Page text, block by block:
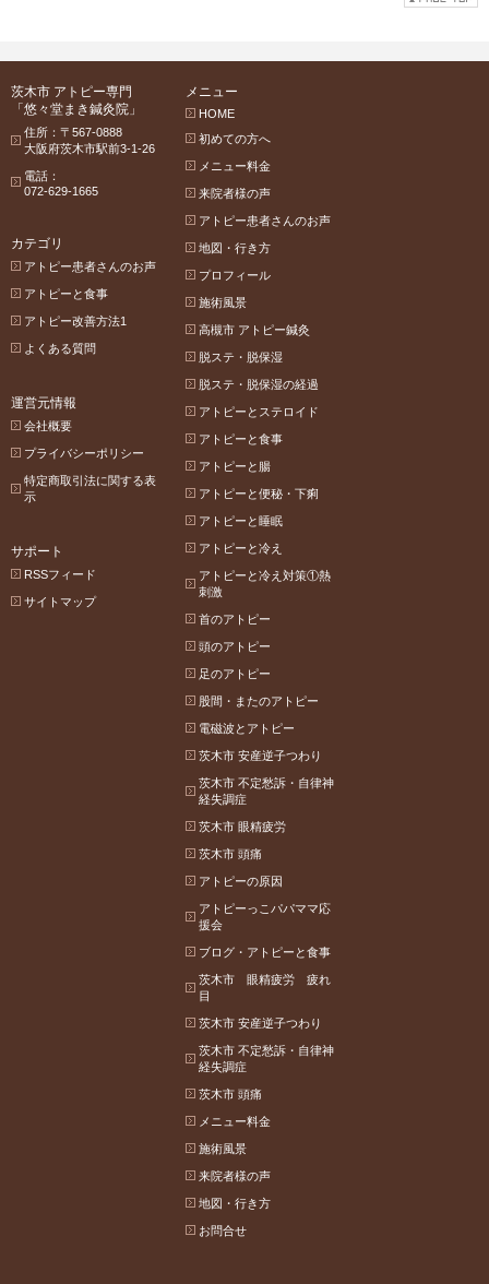
茨木市 アトピー専門
「悠々堂まき鍼灸院」
住所：〒567-0888
大阪府茨木市駅前3-1-26
電話：
072-629-1665
メニュー
HOME
初めての方へ
メニュー料金
来院者様の声
アトピー患者さんのお声
地図・行き方
プロフィール
施術風景
高槻市 アトピー鍼灸
脱ステ・脱保湿
脱ステ・脱保湿の経過
アトピーとステロイド
アトピーと食事
アトピーと腸
アトピーと便秘・下痢
アトピーと睡眠
アトピーと冷え
アトピーと冷え対策①熱
刺激
首のアトピー
頭のアトピー
足のアトピー
股間・またのアトピー
電磁波とアトピー
茨木市 安産逆子つわり
茨木市 不定愁訴・自律神
経失調症
茨木市 眼精疲労
茨木市 頭痛
アトピーの原因
アトピーっこパパママ応
援会
ブログ・アトピーと食事
茨木市 眼精疲労 疲れ
目
茨木市 安産逆子つわり
茨木市 不定愁訴・自律神
経失調症
茨木市 頭痛
メニュー料金
施術風景
来院者様の声
地図・行き方
お問合せ
カテゴリ
アトピー患者さんのお声
アトピーと食事
アトピー改善方法1
よくある質問
運営元情報
会社概要
プライバシーポリシー
特定商取引法に関する表
示
サポート
RSSフィード
サイトマップ